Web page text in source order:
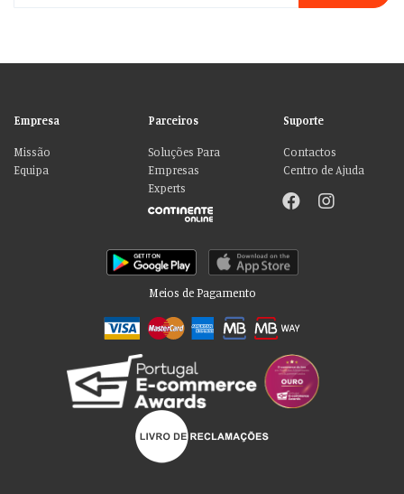
Empresa
Missão
Equipa
Parceiros
Soluções Para
Empresas
Experts
Suporte
Contactos
Centro de Ajuda
Meios de Pagamento
Por favor aceite as nossas deliciosas